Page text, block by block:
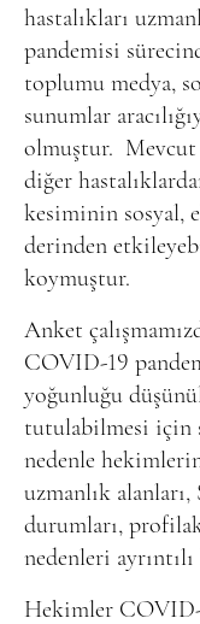
hastalıkları
pandemisi
toplumu medya,
sunumlar
olmuştur. Mevcut
diğer
kesiminin sosyal,
derinden
koymuştur.
Anket
COVID-19
yoğunluğu
tutulabilmesi için
nedenle
uzmanlık
durumları,
nedenleri
Hekimler